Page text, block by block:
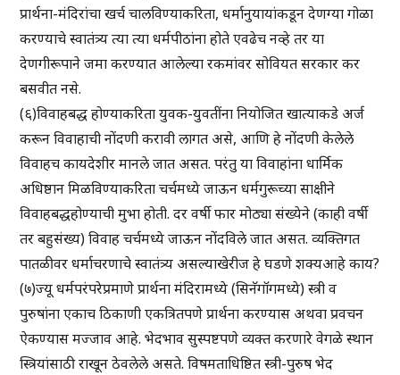
प्रार्थना-मंदिरांचा खर्च चालविण्याकरिता, धर्मानुयायांकडून देणग्या गोळा
करण्याचे स्वातंत्र्य त्या त्या धर्मपीठांना होते एवढेच नव्हे तर या
देणगीरूपाने जमा करण्यात आलेल्या रकमांवर सोवियत सरकार कर
बसवीत नसे.
(६)विवाहबद्ध होण्याकरिता युवक-युवतींना नियोजित खात्याकडे अर्ज
करून विवाहाची नोंदणी करावी लागत असे, आणि हे नोंदणी केलेले
विवाहच कायदेशीर मानले जात असत. परंतु या विवाहांना धार्मिक
अधिष्ठान मिळविण्याकरिता चर्चमध्ये जाऊन धर्मगुरूच्या साक्षीने
विवाहबद्धहोण्याची मुभा होती. दर वर्षी फार मोठ्या संख्येने (काही वर्षी
तर बहुसंख्य) विवाह चर्चमध्ये जाऊन नोंदविले जात असत. व्यक्तिगत
पातळीवर धर्माचरणाचे स्वातंत्र्य असल्याखेरीज हे घडणे शक्यआहे काय?
(७)ज्यू धर्मपरंपरेप्रमाणे प्रार्थना मंदिरामध्ये (सिनॅगॉगमध्ये) स्त्री व
पुरुषांना एकाच ठिकाणी एकत्रितपणे प्रार्थना करण्यास अथवा प्रवचन
ऐकण्यास मज्जाव आहे. भेदभाव सुस्पष्टपणे व्यक्त करणारे वेगळे स्थान
स्त्रियांसाठी राखून ठेवलेले असते. विषमताधिष्ठित स्त्री-पुरुष भेद